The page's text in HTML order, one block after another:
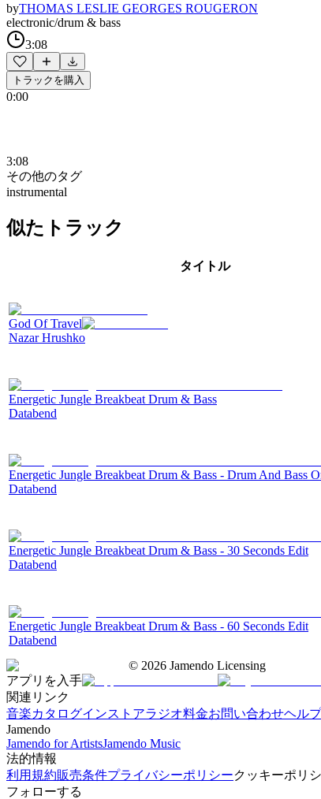
byTHOMAS LESLIE GEORGES ROUGERON
electronic/drum & bass
3:08
トラックを購入
0:00
3:08
その他のタグ
instrumental
似たトラック
タイトル
God Of Travel
Nazar Hrushko
Energetic Jungle Breakbeat Drum & Bass
Databend
Energetic Jungle Breakbeat Drum & Bass - Drum And Bass
Databend
Energetic Jungle Breakbeat Drum & Bass - 30 Seconds Edit
Databend
Energetic Jungle Breakbeat Drum & Bass - 60 Seconds Edit
Databend
© 2026 Jamendo Licensing
アプリを入手
関連リンク
音楽カタログインストアラジオ料金お問い合わせヘル
Jamendo
Jamendo for ArtistsJamendo Music
法的情報
利用規約販売条件プライバシーポリシークッキーポリ
フォローする